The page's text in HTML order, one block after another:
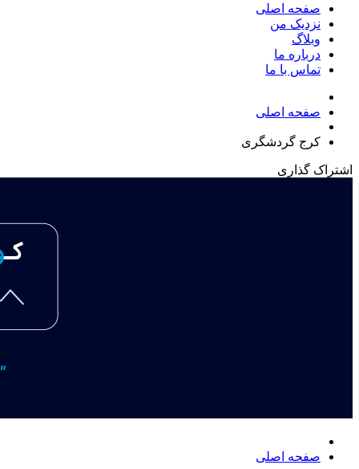
صفحه اصلی
نزدیک من
وبلاگ
درباره ما
تماس با ما
صفحه اصلی
کرج گردشگری
اشتراک گذاری
صفحه اصلی